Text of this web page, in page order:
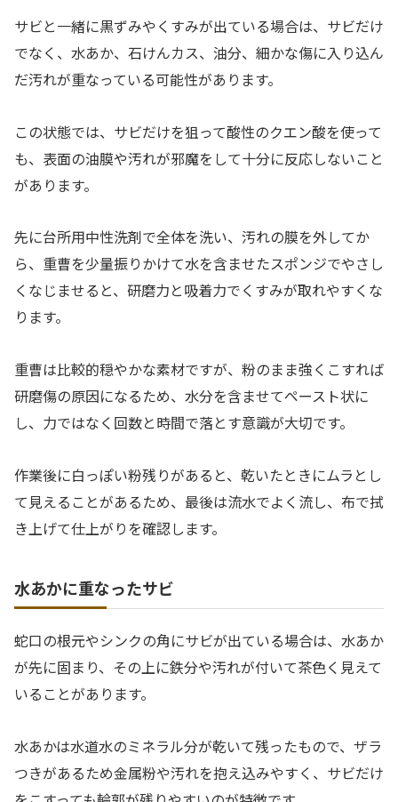
サビと一緒に黒ずみやくすみが出ている場合は、サビだけ
でなく、水あか、石けんカス、油分、細かな傷に入り込ん
だ汚れが重なっている可能性があります。
この状態では、サビだけを狙って酸性のクエン酸を使って
も、表面の油膜や汚れが邪魔をして十分に反応しないこと
があります。
先に台所用中性洗剤で全体を洗い、汚れの膜を外してか
ら、重曹を少量振りかけて水を含ませたスポンジでやさし
くなじませると、研磨力と吸着力でくすみが取れやすくな
ります。
重曹は比較的穏やかな素材ですが、粉のまま強くこすれば
研磨傷の原因になるため、水分を含ませてペースト状に
し、力ではなく回数と時間で落とす意識が大切です。
作業後に白っぽい粉残りがあると、乾いたときにムラとし
て見えることがあるため、最後は流水でよく流し、布で拭
き上げて仕上がりを確認します。
水あかに重なったサビ
蛇口の根元やシンクの角にサビが出ている場合は、水あか
が先に固まり、その上に鉄分や汚れが付いて茶色く見えて
いることがあります。
水あかは水道水のミネラル分が乾いて残ったもので、ザラ
つきがあるため金属粉や汚れを抱え込みやすく、サビだけ